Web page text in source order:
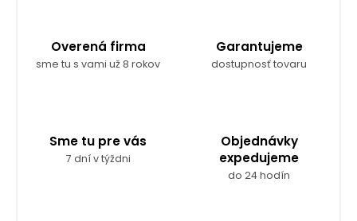
Overená firma
sme tu s vami už 8 rokov
Garantujeme
dostupnosť tovaru
Sme tu pre vás
7 dní v týždni
Objednávky
expedujeme
do 24 hodín